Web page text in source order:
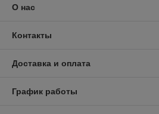
О нас
Контакты
Доставка и оплата
График работы